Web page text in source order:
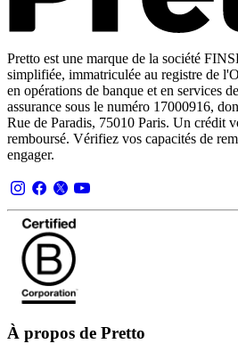
Pretto est une marque de la société
simplifiée, immatriculée au registre de
en opérations de banque et en services
assurance sous le numéro 17000916,
Rue de Paradis, 75010 Paris. Un crédit
remboursé. Vérifiez vos capacités de
engager.
À propos de Pretto